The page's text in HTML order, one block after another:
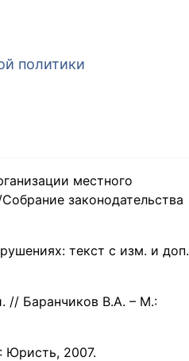
политики
местного
законодательства
текст с изм. и доп.
// Баранчиков В.А. – М.:
Юристь, 2007.